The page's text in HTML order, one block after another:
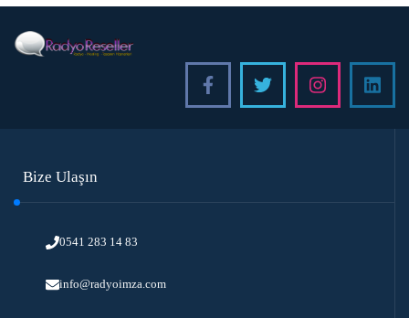
Bize Ulaşın
0541 283 14 83
info@radyoimza.com